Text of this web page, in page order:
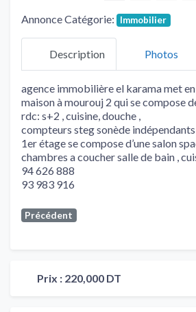
Annonce Catégorie: Immobilier
Description Photos
agence immobilière el karama met
maison à mourouj 2 qui se compose
rdc: s+2 , cuisine, douche ,
compteurs steg sonède indépendants
1er étage se compose d’une salon
chambres a coucher salle de bain ,
94 626 888
93 983 916
Précédent
Prix : 220,000 DT